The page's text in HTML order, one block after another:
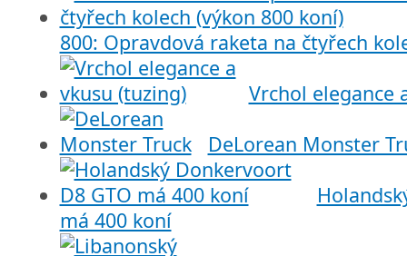
800: Opravdová raketa na čtyřech
Vrchol elegance
DeLorean Monster
má 400 koní